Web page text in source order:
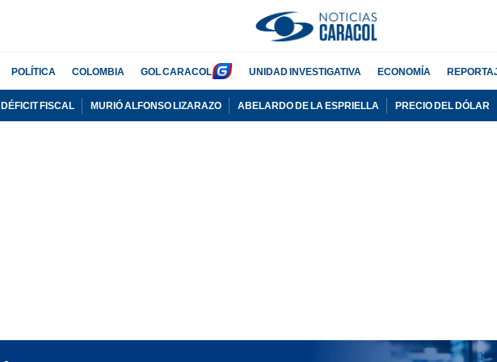
POLÍTICA COLOMBIA GOL CARACOL UNIDAD INVESTIGATIVA ECONOMÍA
DÉFICIT FISCAL MURIÓ ALFONSO LIZARAZO ABELARDO DE LA ESPRIELLA PRECIO DEL DÓLAR